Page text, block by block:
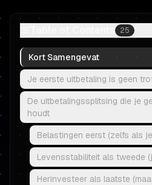
25
Kort Samengevat
Je eerste uitbetaling is geen
De uitbetalingssplitsing die je
houdt
Belastingen eerst (zelfs als
Levensstabiliteit als tweede
Herinvesteer als laatste